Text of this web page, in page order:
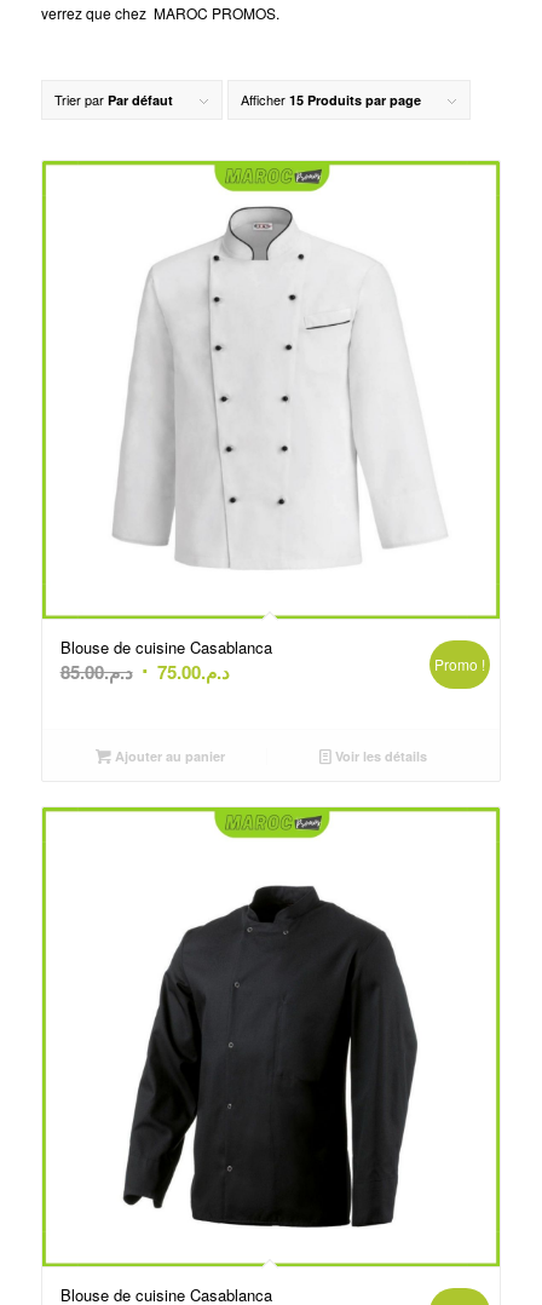
verrez que chez MAROC PROMOS.
Trier par Par défaut Afficher 15 Produits par page
Blouse de cuisine Casablanca
د.م.85.00
Le
était :
د.م.75.00
Le
Promo !
Ajouter au panier Voir les détails
Blouse de cuisine Casablanca